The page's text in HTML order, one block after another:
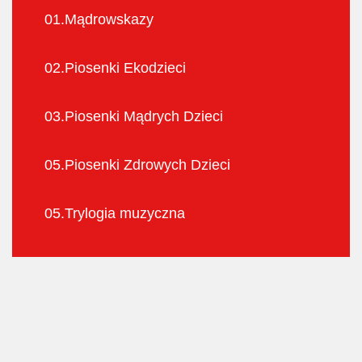
01.Mądrowskazy
02.Piosenki Ekodzieci
03.Piosenki Mądrych Dzieci
05.Piosenki Zdrowych Dzieci
05.Trylogia muzyczna